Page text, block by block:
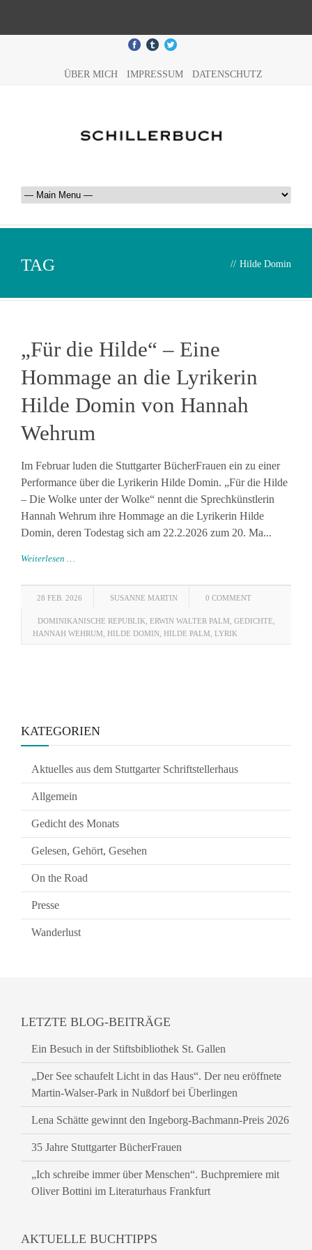
ÜBER MICH IMPRESSUM DATENSCHUTZ
TAG // Hilde Domin
„Für die Hilde“ – Eine
Hommage an die Lyrikerin
Hilde Domin von Hannah
Wehrum
Im Februar luden die Stuttgarter BücherFrauen ein zu einer
Performance über die Lyrikerin Hilde Domin. „Für die Hilde
– Die Wolke unter der Wolke“ nennt die Sprechkünstlerin
Hannah Wehrum ihre Hommage an die Lyrikerin Hilde
Domin, deren Todestag sich am 22.2.2026 zum 20. Ma...
Weiterlesen …
28 FEB. 2026 SUSANNE MARTIN 0 COMMENT
DOMINIKANISCHE REPUBLIK ERWIN WALTER PALM GEDICHTE
HANNAH WEHRUM HILDE DOMIN HILDE PALM LYRIK
KATEGORIEN
Aktuelles aus dem Stuttgarter Schriftstellerhaus
Allgemein
Gedicht des Monats
Gelesen, Gehört, Gesehen
On the Road
Presse
Wanderlust
LETZTE BLOG-BEITRÄGE
Ein Besuch in der Stiftsbibliothek St. Gallen
„Der See schaufelt Licht in das Haus“. Der neu eröffnete
Martin-Walser-Park in Nußdorf bei Überlingen
Lena Schätte gewinnt den Ingeborg-Bachmann-Preis 2026
35 Jahre Stuttgarter BücherFrauen
„Ich schreibe immer über Menschen“. Buchpremiere mit
Oliver Bottini im Literaturhaus Frankfurt
AKTUELLE BUCHTIPPS